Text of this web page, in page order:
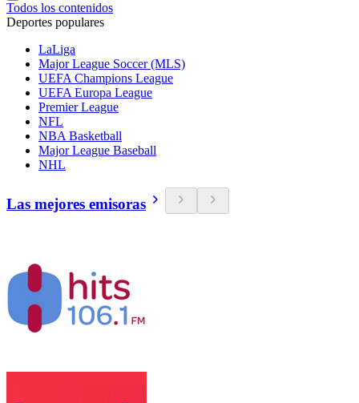
Todos los contenidos
Deportes populares
LaLiga
Major League Soccer (MLS)
UEFA Champions League
UEFA Europa League
Premier League
NFL
NBA Basketball
Major League Baseball
NHL
Las mejores emisoras